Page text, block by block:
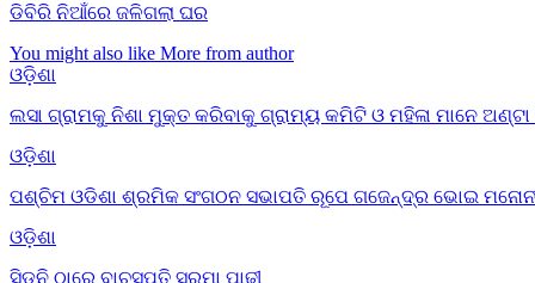
ଡିବିରି ନିଆଁରେ ଜଳିଗଲା ଘର
You might also like More from author
ଓଡ଼ିଶା
ଲସା ଗ୍ରାମକୁ ନିଶା ମୁକ୍ତ କରିବାକୁ ଗ୍ରାମ୍ୟ କମିଟି ଓ ମହିଳା ମାନେ
ଓଡ଼ିଶା
ପଶ୍ଚିମ ଓଡିଶା ଶ୍ରମିକ ସଂଗଠନ ସଭାପତି ରୂପେ ଗଜେନ୍ଦ୍ର ଭୋଇ
ଓଡ଼ିଶା
ସିଡ୍‌ନି ଠାରେ ବାଚସ୍ପତି ସୁରମା ପାଢୀ